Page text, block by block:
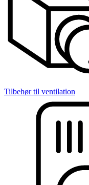
Tilbehør til ventilation